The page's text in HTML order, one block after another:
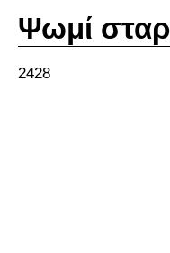
Ψωμί
2428